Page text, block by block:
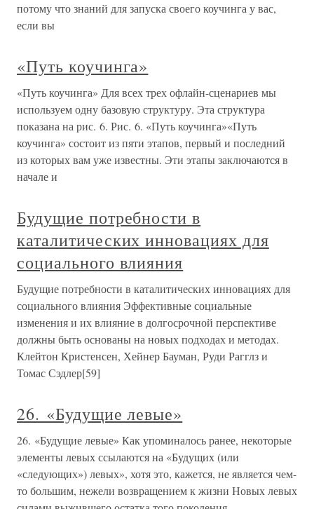
потому что знаний для запуска своего коучинга у вас,
если вы
«Путь коучинга»
«Путь коучинга» Для всех трех офлайн-сценариев мы
используем одну базовую структуру. Эта структура
показана на рис. 6. Рис. 6. «Путь коучинга»«Путь
коучинга» состоит из пяти этапов, первый и последний
из которых вам уже известны. Эти этапы заключаются в
начале и
Будущие потребности в
каталитических инновациях для
социального влияния
Будущие потребности в каталитических инновациях для
социального влияния Эффективные социальные
изменения и их влияние в долгосрочной перспективе
должны быть основаны на новых подходах и методах.
Клейтон Кристенсен, Хейнер Бауман, Руди Рагглз и
Томас Сэдлер[59]
26. «Будущие левые»
26. «Будущие левые» Как упоминалось ранее, некоторые
элементы левых ссылаются на «Будущих (или
«следующих») левых», хотя это, кажется, не является чем-
то большим, нежели возвращением к жизни Новых левых